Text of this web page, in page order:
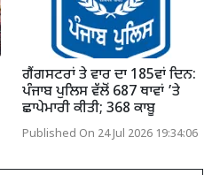
ਗੈਂਗਸਟਰਾਂ ਤੇ ਵਾਰ ਦਾ 185ਵਾਂ ਦਿਨ:
ਪੰਜਾਬ ਪੁਲਿਸ ਵੱਲੋਂ 687 ਥਾਵਾਂ ’ਤੇ
ਛਾਪੇਮਾਰੀ ਕੀਤੀ; 368 ਕਾਬੂ
Published On 24 Jul 2026 19:34:06